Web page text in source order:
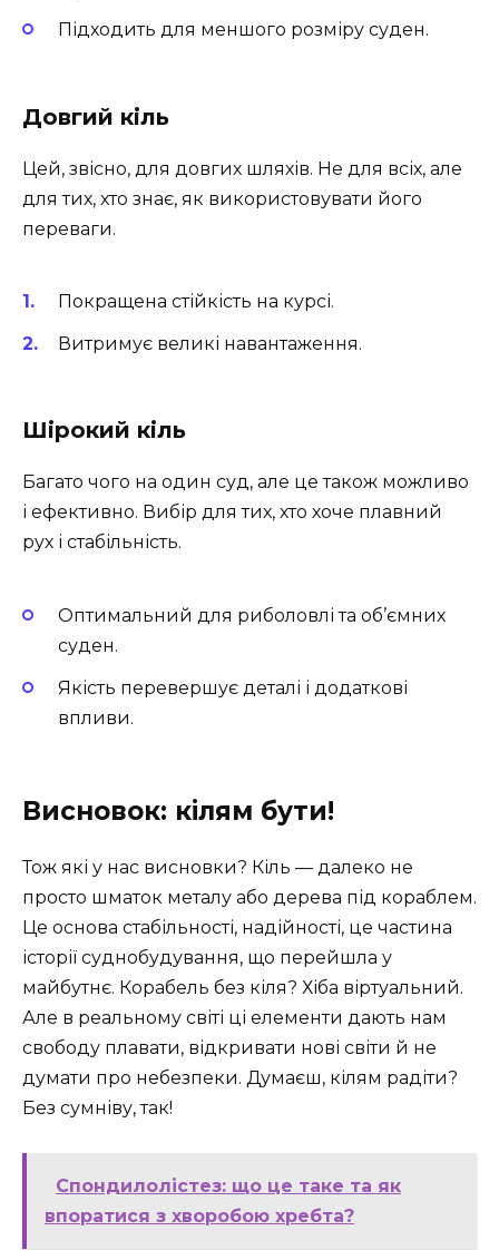
Підходить для меншого розміру суден.
Довгий кіль
Цей, звісно, для довгих шляхів. Не для всіх, але
для тих, хто знає, як використовувати його
переваги.
Покращена стійкість на курсі.
Витримує великі навантаження.
Шірокий кіль
Багато чого на один суд, але це також можливо
і ефективно. Вибір для тих, хто хоче плавний
рух і стабільність.
Оптимальний для риболовлі та об’ємних
суден.
Якість перевершує деталі і додаткові
впливи.
Висновок: кілям бути!
Тож які у нас висновки? Кіль — далеко не
просто шматок металу або дерева під кораблем.
Це основа стабільності, надійності, це частина
історії суднобудування, що перейшла у
майбутнє. Корабель без кіля? Хіба віртуальний.
Але в реальному світі ці елементи дають нам
свободу плавати, відкривати нові світи й не
думати про небезпеки. Думаєш, кілям радіти?
Без сумніву, так!
Спондилолістез: що це таке та як
впоратися з хворобою хребта?